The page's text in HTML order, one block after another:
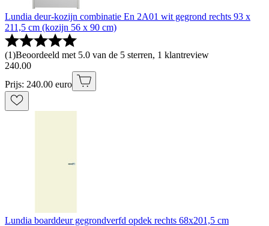
Lundia deur-kozijn combinatie En 2A01 wit gegrond rechts 93 x
211,5 cm (kozijn 56 x 90 cm)
(1)Beoordeeld met 5.0 van de 5 sterren, 1 klantreview
240.00
Prijs: 240.00 euro
Lundia boarddeur gegrondverfd opdek rechts 68x201,5 cm